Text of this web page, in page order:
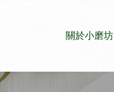
關於小磨坊